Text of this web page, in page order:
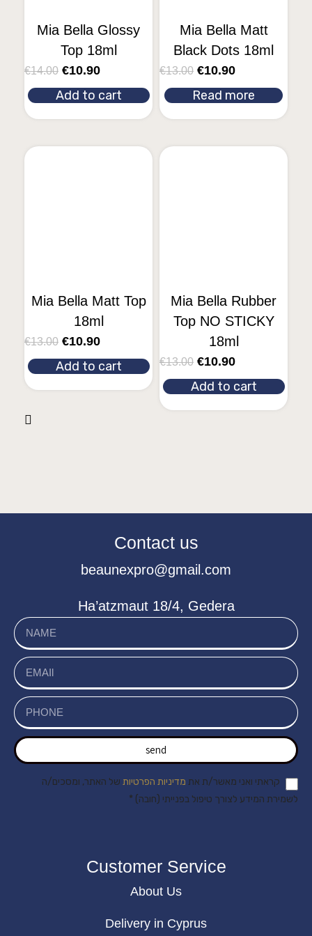
Mia Bella Glossy
Top 18ml
€14.00 €10.90
Add to cart
Mia Bella Matt
Black Dots 18ml
€13.00 €10.90
Read more
Mia Bella Matt Top
18ml
€13.00 €10.90
Add to cart
Mia Bella Rubber
Top NO STICKY
18ml
€13.00 €10.90
Add to cart
Contact us
beaunexpro@gmail.com
Ha’atzmaut 18/4, Gedera
send
קראתי ואני מאשר/ת את מדיניות הפרטיות של האתר, ומסכים/ה
לשמירת המידע לצורך טיפול בפנייתי (חובה) *
Customer Service
About Us
Delivery in Cyprus